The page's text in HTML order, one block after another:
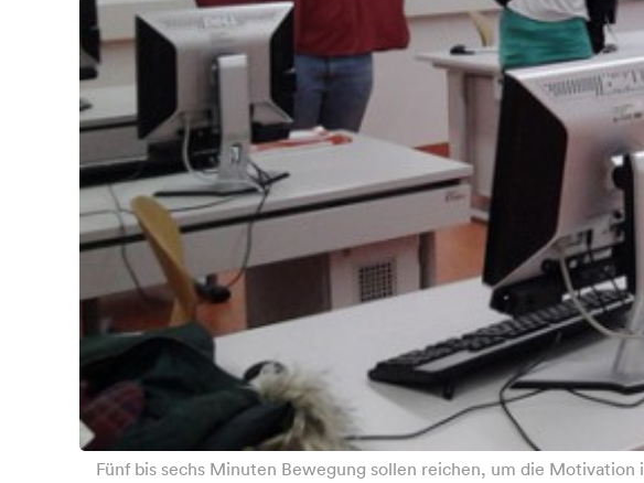
Fünf bis sechs Minuten Bewegung sollen reichen, um die Motivation